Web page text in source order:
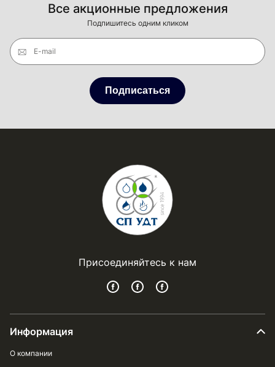
Все акционные предложения
Подпишитесь одним кликом
E-mail
Подписаться
Присоединяйтесь к нам
Информация
О компании